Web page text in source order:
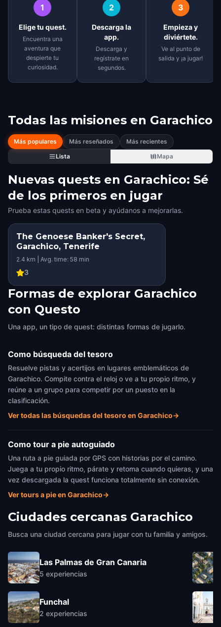
1
Elige tu quest.
Encuentra una
aventura que
despierte tu
curiosidad.
2
Descarga la
app.
Descarga y
regístrate en
segundos.
3
Empieza y
diviértete.
Ve al punto de
salida y ¡a jugar!
Todas las misiones en Garachico
Más populares Más reseñados
Más recientes
Lista
Mapa
Nuevas quests en Garachico: Sé
de los primeros en jugar
Prueba estas quests en beta y ayúdanos a mejorarlas.
The Genoese Banker's Secret,
Garachico, Tenerife
2.4 km | Avg. time: 58 min
3
Formas de explorar Garachico
con Questo
Una app, un tipo de quest: distintas formas de jugarlo.
Como búsqueda del tesoro
Resuelve pistas y acertijos en lugares emblemáticos de
Garachico. Compite contra el reloj o ve a tu propio ritmo, y
reúne a un grupo para competir por un puesto en la
clasificación.
Ver todas las búsquedas del tesoro en Garachico→
Como tour a pie autoguiado
Una ruta a pie guiada por GPS con historias por el camino.
Juega a tu propio ritmo, párate y retoma cuando quieras, y una
vez descargada la quest funciona totalmente sin conexión.
Ver tours a pie en Garachico→
Ciudades cercanas Garachico
Busca una ciudad cercana para jugar con tu familia y amigos.
Las Palmas de Gran Canaria
5 experiencias
Funchal
2 experiencias